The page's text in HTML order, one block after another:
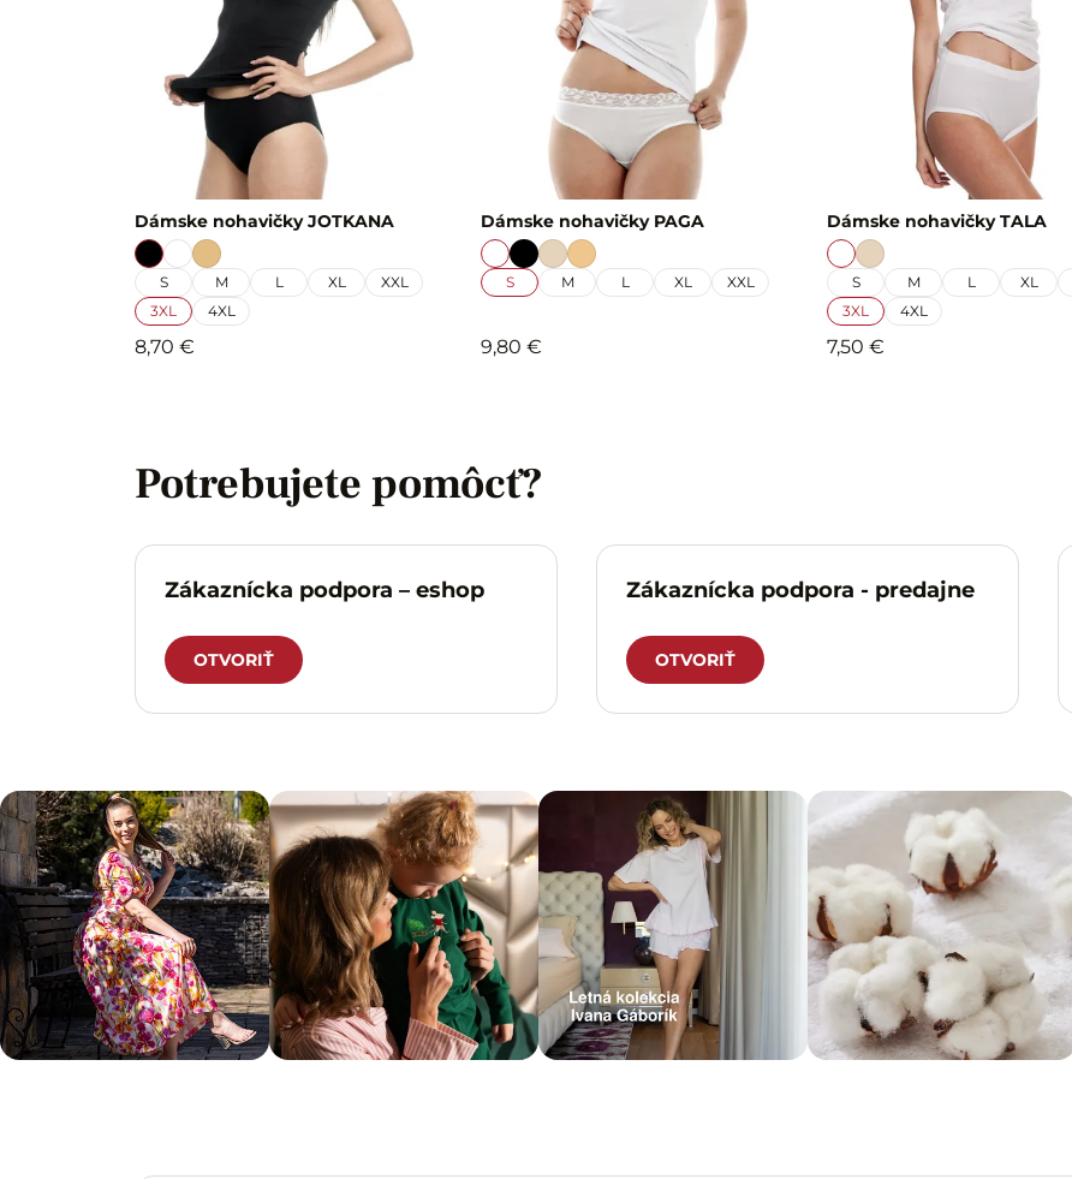
Dámske nohavičky JOTKANA
S M L XL
XXL
3XL
4XL
8,70 €
Dámske nohavičky PAGA
S M L XL XXL
9,80 €
Dámske nohavičky TALA
S M L XL
3XL
4XL
7,50 €
Potrebujete pomôcť?
Zákaznícka podpora – eshop
OTVORIŤ
Zákaznícka podpora - predajne
OTVORIŤ